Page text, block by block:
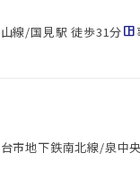
線/国見駅 徒歩31分space_dashboard
市地下鉄南北線/泉中